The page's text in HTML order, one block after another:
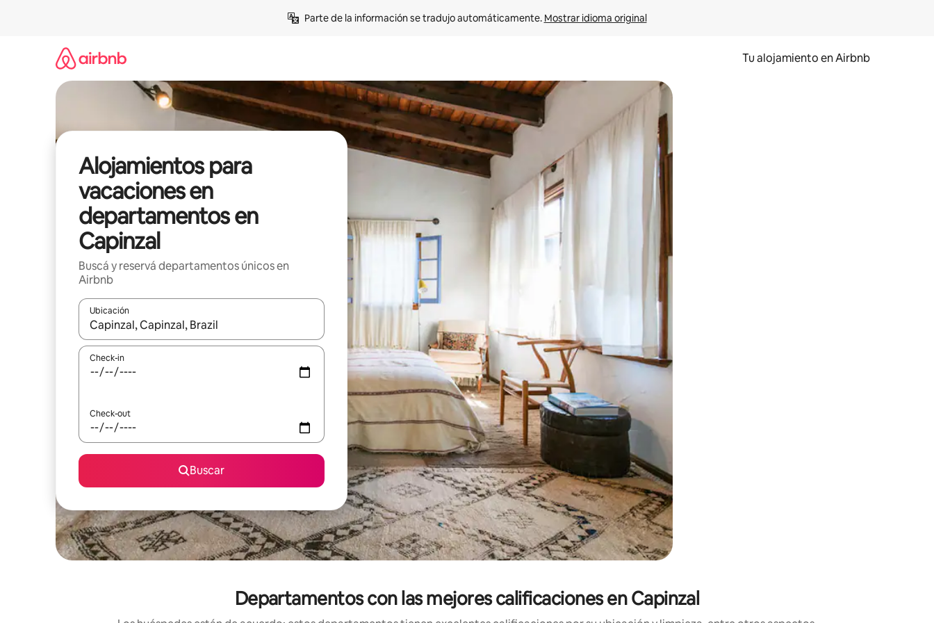
Parte de la información se tradujo automáticamente. Mostrar idioma original
Tu alojamiento en Airbnb
Alojamientos para
vacaciones en
departamentos en
Capinzal
Buscá y reservá departamentos únicos en
Airbnb
Ubicación
Cuando los resultados estén disponibles, navegá con las teclas de flecha hacia arriba y hacia abajo o explorá deslizando el dedo.
Check-in
Check-out
Buscar
Departamentos con las mejores calificaciones en Capinzal